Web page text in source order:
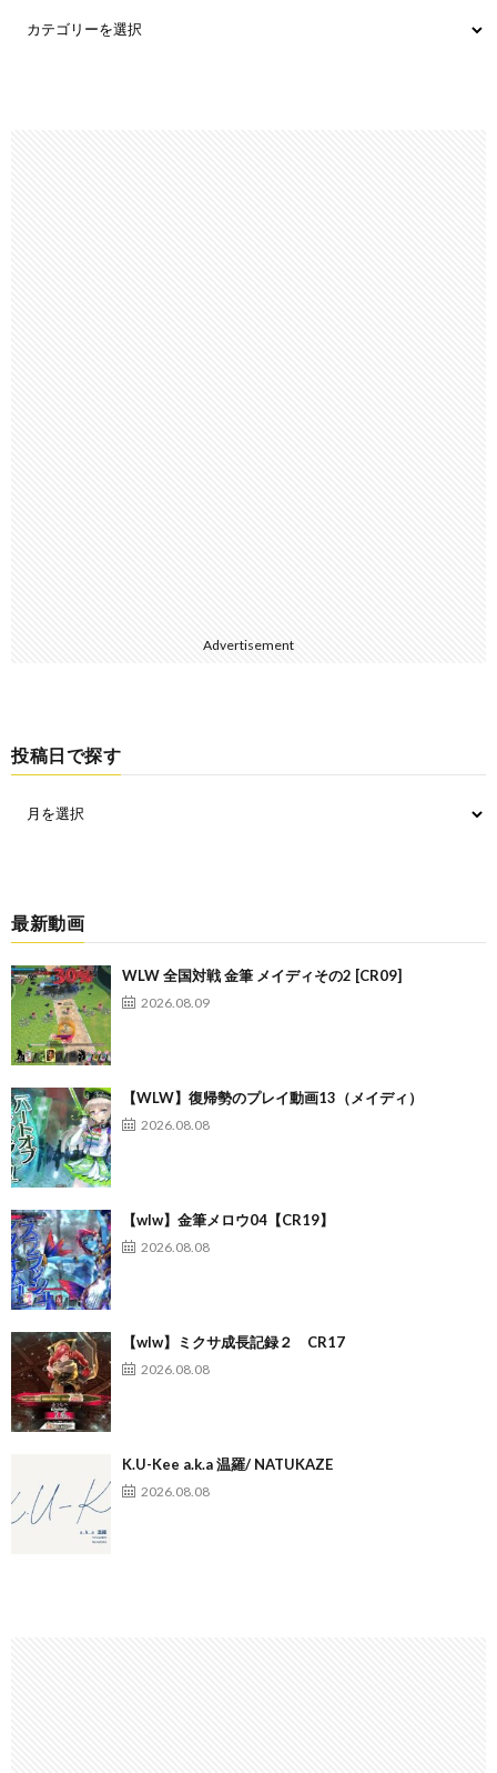
Advertisement
投稿日で探す
最新動画
WLW 全国対戦 金筆 メイディその2 [CR09]
2026.08.09
【WLW】復帰勢のプレイ動画13（メイディ）
2026.08.08
【wlw】金筆メロウ04【CR19】
2026.08.08
【wlw】ミクサ成長記録２ CR17
2026.08.08
K.U-Kee a.k.a 温羅/ NATUKAZE
2026.08.08